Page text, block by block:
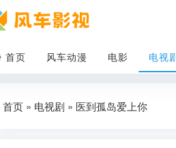
首页 风车动漫 电影 电视
首页 » 电视剧 » 医到孤岛爱上你